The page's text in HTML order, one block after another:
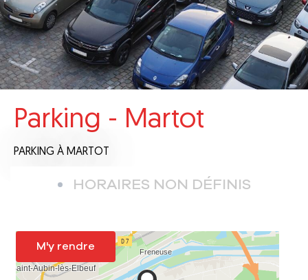
Parking - Martot
PARKING À MARTOT
HORAIRES NON DÉFINIS
M'y rendre